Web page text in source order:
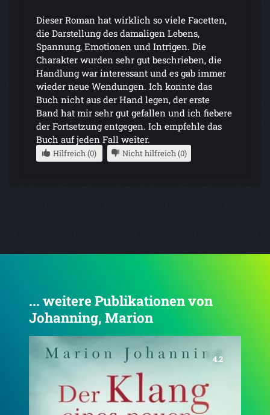
Dieser Roman hat wirklich so viele Facetten,
die Darstellung des damaligen Lebens,
Spannung, Emotionen und Intrigen. Die
Charakter wurden sehr gut beschrieben, die
Handlung war interessant und es gab immer
wieder neue Wendungen. Ich konnte das
Buch nicht aus der Hand legen, der erste
Band hat mir sehr gut gefallen und ich fiebere
der Fortsetzung entgegen. Ich empfehle das
Buch auf jeden Fall weiter.
Hilfreich (0) Nicht hilfreich (0)
... weitere Publikationen von
Johanning, Marion
4.3